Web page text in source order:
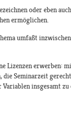
oder eben
ermöglichen.
umfaßt
Lizenzen erwerben:
Seminarzeit
insgesamt